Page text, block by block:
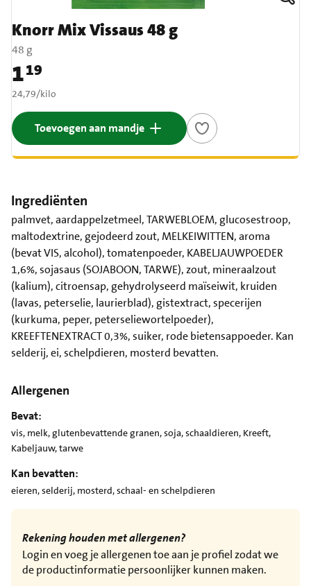
Knorr Mix Vissaus 48 g
48 g
Prijs: € 1,19
119
€ 24,79 per kilo
24,79/kilo
Toevoegen aan mandje
Ingrediënten
palmvet, aardappelzetmeel, TARWEBLOEM, glucosestroop,
maltodextrine, gejodeerd zout, MELKEIWITTEN, aroma
(bevat VIS, alcohol), tomatenpoeder, KABELJAUWPOEDER
1,6%, sojasaus (SOJABOON, TARWE), zout, mineraalzout
(kalium), citroensap, gehydrolyseerd maïseiwit, kruiden
(lavas, peterselie, laurierblad), gistextract, specerijen
(kurkuma, peper, peterseliewortelpoeder),
KREEFTENEXTRACT 0,3%, suiker, rode bietensappoeder. Kan
selderij, ei, schelpdieren, mosterd bevatten.
Allergenen
Bevat:
vis, melk, glutenbevattende granen, soja, schaaldieren, Kreeft,
Kabeljauw, tarwe
Kan bevatten:
eieren, selderij, mosterd, schaal- en schelpdieren
Rekening houden met allergenen?
Login en voeg je allergenen toe aan je profiel zodat we
de productinformatie persoonlijker kunnen maken.